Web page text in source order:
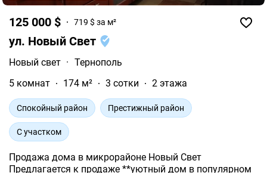
125 000 $ 719 $ за м²
ул. Новый Свет
Новый свет · Тернополь
5 комнат
174 м² 3 сотки 2 этажа
Спокойный район Престижный район
С участком
Продажа дома в микрорайоне Новый Свет
Предлагается к продаже **уютный дом в популярном